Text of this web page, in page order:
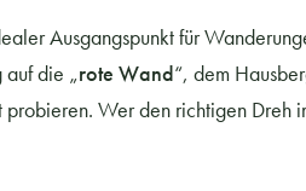
Ausgangspunkt für
auf die „rote Wand“, dem
Wer den richtigen Dreh